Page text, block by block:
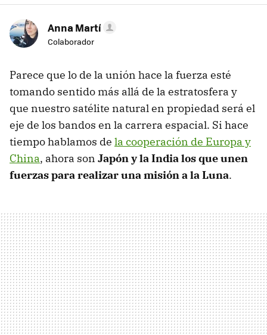
Anna Martí
Colaborador
Parece que lo de la unión hace la fuerza esté
tomando sentido más allá de la estratosfera y
que nuestro satélite natural en propiedad será el
eje de los bandos en la carrera espacial. Si hace
tiempo hablamos de la cooperación de Europa y
China, ahora son Japón y la India los que unen
fuerzas para realizar una misión a la Luna.